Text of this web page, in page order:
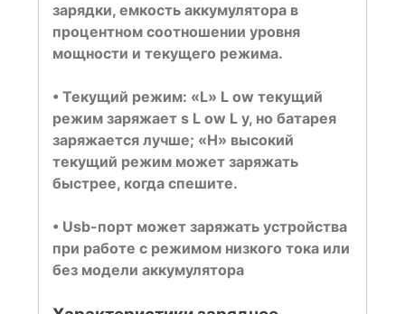
зарядки, емкость аккумулятора в
процентном соотношении уровня
мощности и текущего режима.
• Текущий режим: «L» L ow текущий
режим заряжает s L ow L y, но батарея
заряжается лучше; «H» высокий
текущий режим может заряжать
быстрее, когда спешите.
• Usb-порт может заряжать устройства
при работе с режимом низкого тока или
без модели аккумулятора